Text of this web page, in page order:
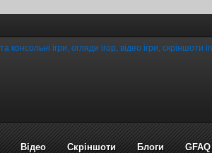
Відео Cкріншоти Блоги GFAQ